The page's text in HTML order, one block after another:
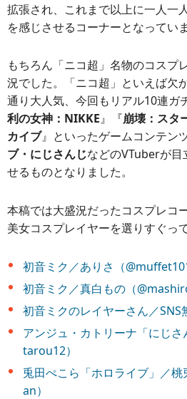
拡張され、これまで以上に一人一
を感じさせるコーナーとなっていま
もちろん「ニコ超」名物のコスプ
況でした。「ニコ超」といえば欠
通り大人気、今回もリアル10連ガ
利の女神：NIKKE』『崩壊：スタ
カイブ』といったゲームコンテン
ブ・にじさんじなどのVTuberが目
せるものとなりました。
本稿では大盛況だったコスプレコ
美女コスプレイヤーを選りすぐっ
初音ミク／ありさ（
初音ミク／真白もの（
初音ミクのレイヤーさん／SNS
アンジュ・カトリーナ「にじ
tarou12）
兎田ぺこら「ホロライブ」／
an）